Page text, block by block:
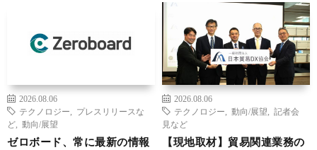
2026.08.06
テクノロジー
プレスリリースな
ど
動向/展望
ゼロボード、常に最新の情報
2026.08.06
テクノロジー
動向/展望
記者会
見など
【現地取材】貿易関連業務の